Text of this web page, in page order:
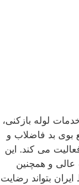
لوله بازکنی،
بوی بد فاضلاب و
واقعی فعالیت می کند. این
عالی و همچنین
بتواند رضایت